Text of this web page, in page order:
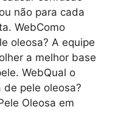
não para cada
WebComo
oleosa? A equipe
a melhor base
WebQual o
pele oleosa?
Oleosa em